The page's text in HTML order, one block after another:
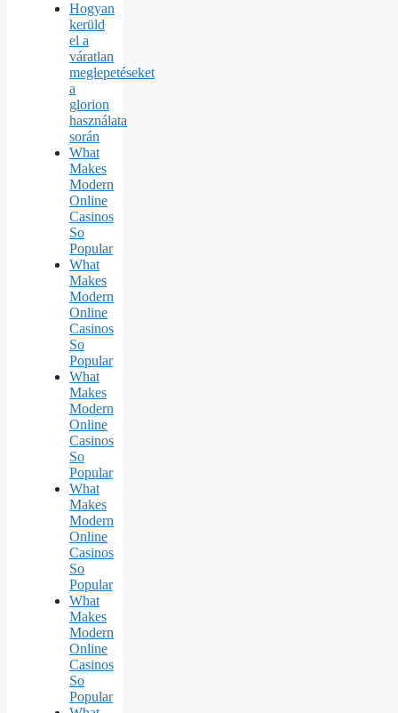
Hogyan
kerüld
el a
váratlan
meglepetéseket
a
glorion
használata
során
What
Makes
Modern
Online
Casinos
So
Popular
What
Makes
Modern
Online
Casinos
So
Popular
What
Makes
Modern
Online
Casinos
So
Popular
What
Makes
Modern
Online
Casinos
So
Popular
What
Makes
Modern
Online
Casinos
So
Popular